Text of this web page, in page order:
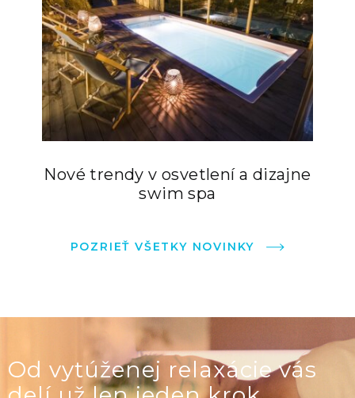
Nové trendy v osvetlení a dizajne
swim spa
POZRIEŤ VŠETKY NOVINKY
Od vytúženej relaxácie vás